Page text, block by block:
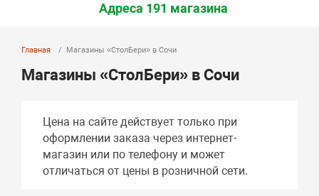
Адреса 191 магазина
Главная Магазины «СтолБери» в Сочи
Магазины «СтолБери» в Сочи
Цена на сайте действует только при
оформлении заказа через интернет-
магазин или по телефону и может
отличаться от цены в розничной сети.